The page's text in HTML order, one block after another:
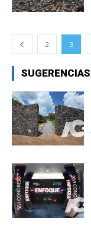
2 3
SUGERENCIAS